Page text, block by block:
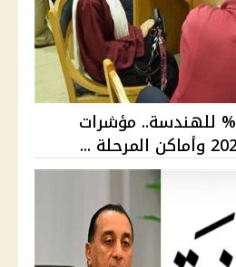
92.8% للطب و87.9% للهندسة.. مؤشرات